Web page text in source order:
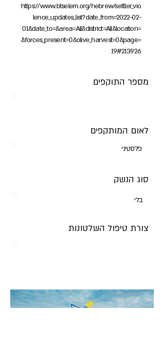
https://www.btselem.org/hebrew/settler_vio
lence_updates_list?date_from=2022-02-
01&date_to=&area=All&district=All&location=
&forces_present=0&olive_harvest=0&page=
19#213926
מספר התוקפים
לאום המותקפים
פלסטיני
סוג הנשק
בלי
צורת טיפול השלטונות